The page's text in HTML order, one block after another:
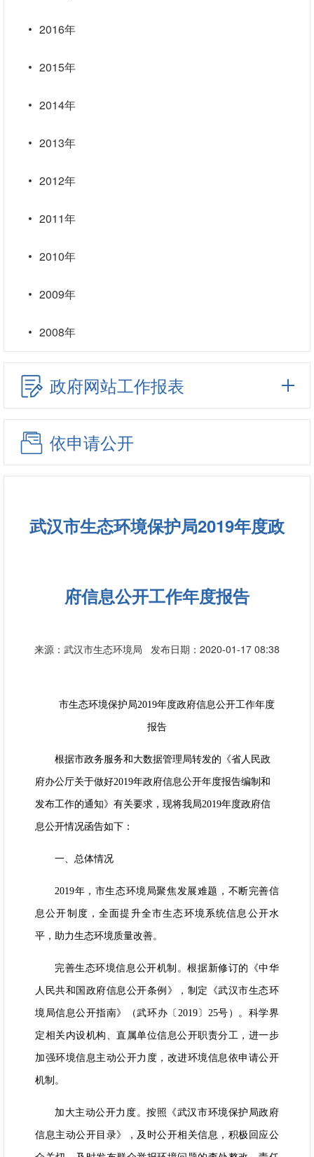
2016年
2015年
2014年
2013年
2012年
2011年
2010年
2009年
2008年
政府网站工作报表
依申请公开
武汉市生态环境保护局2019年度政
府信息公开工作年度报告
来源：武汉市生态环境局 发布日期：2020-01-17 08:38
市生态环境保护局2019年度政府信息公开工作年度
报告
根据市政务服务和大数据管理局转发的《省人民政
府办公厅关于做好2019年政府信息公开年度报告编制和
发布工作的通知》有关要求，现将我局2019年度政府信
息公开情况函告如下：
一、总体情况
2019年，市生态环境局聚焦发展难题，不断完善信
息公开制度，全面提升全市生态环境系统信息公开水
平，助力生态环境质量改善。
完善生态环境信息公开机制。根据新修订的《中华
人民共和国政府信息公开条例》，制定《武汉市生态环
境局信息公开指南》（武环办〔2019〕25号）。科学界
定相关内设机构、直属单位信息公开职责分工，进一步
加强环境信息主动公开力度，改进环境信息依申请公开
机制。
加大主动公开力度。按照《武汉市环境保护局政府
信息主动公开目录》，及时公开相关信息，积极回应公